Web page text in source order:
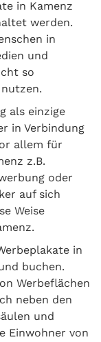
in Kamenz
werden.
in
und
so
als einzige
in Verbindung
allem für
z.B.
oder
auf sich
Weise
in
buchen.
Werbeflächen
neben den
und
Einwohner von